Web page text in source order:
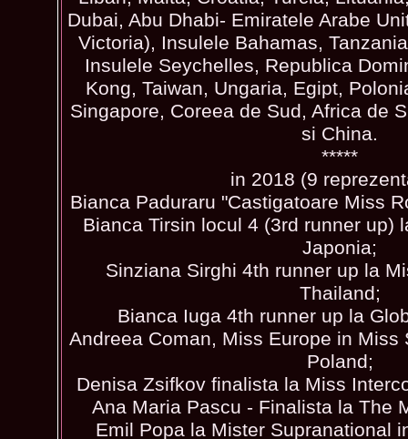
Dubai, Abu Dhabi- Emiratele Arabe
Victoria), Insulele Bahamas,
Insulele Seychelles, Republica
Kong, Taiwan, Ungaria, Egipt,
Singapore, Coreea de Sud, Africa de
si China.
*****
in 2018 (9
Bianca Paduraru "Castigatoare Miss
Bianca Tirsin locul 4 (3rd runner up)
Japonia;
Sinziana Sirghi 4th runner up la
Thailand;
Bianca Iuga 4th runner up la
Andreea Coman, Miss Europe in Miss
Poland;
Denisa Zsifkov finalista la Miss
Ana Maria Pascu - Finalista la The
Emil Popa la Mister Supranational